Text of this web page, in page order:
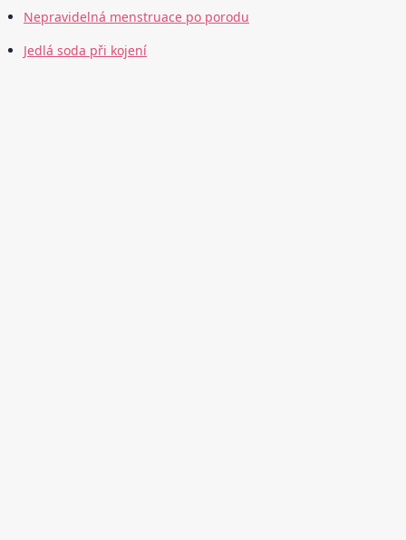
Nepravidelná menstruace po porodu
Jedlá soda při kojení